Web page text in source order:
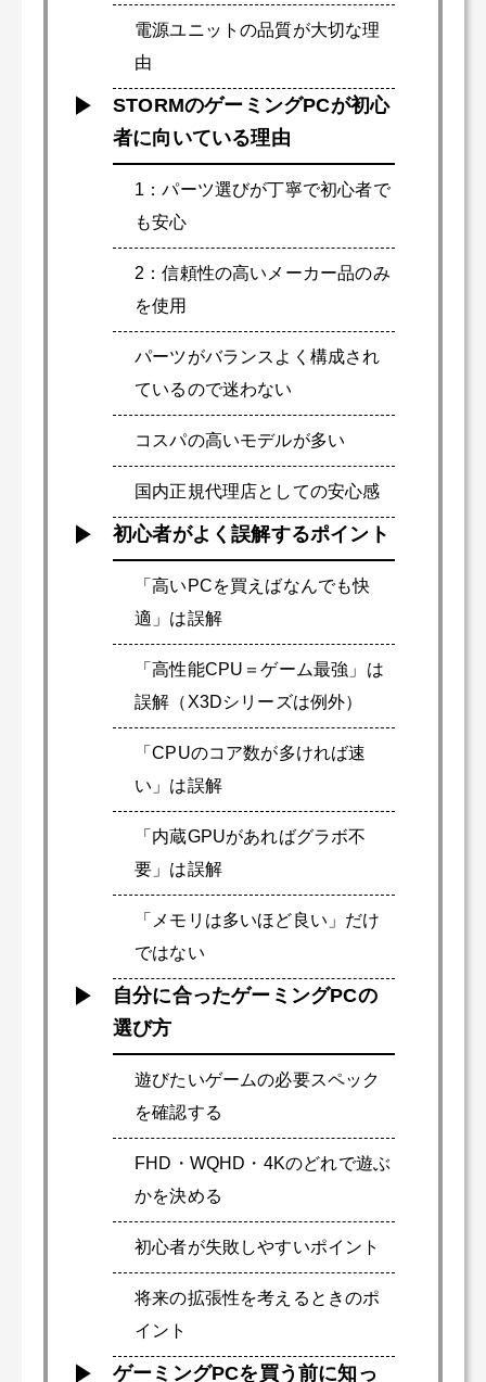
電源ユニットの品質が大切な理
由
STORMのゲーミングPCが初心
者に向いている理由
1：パーツ選びが丁寧で初心者で
も安心
2：信頼性の高いメーカー品のみ
を使用
パーツがバランスよく構成され
ているので迷わない
コスパの高いモデルが多い
国内正規代理店としての安心感
初心者がよく誤解するポイント
「高いPCを買えばなんでも快
適」は誤解
「高性能CPU＝ゲーム最強」は
誤解（X3Dシリーズは例外）
「CPUのコア数が多ければ速
い」は誤解
「内蔵GPUがあればグラボ不
要」は誤解
「メモリは多いほど良い」だけ
ではない
自分に合ったゲーミングPCの
選び方
遊びたいゲームの必要スペック
を確認する
FHD・WQHD・4Kのどれで遊ぶ
かを決める
初心者が失敗しやすいポイント
将来の拡張性を考えるときのポ
イント
ゲーミングPCを買う前に知っ